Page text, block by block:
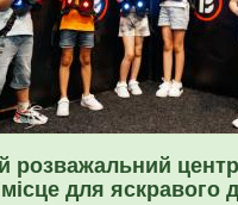
розважальний
для яскравого